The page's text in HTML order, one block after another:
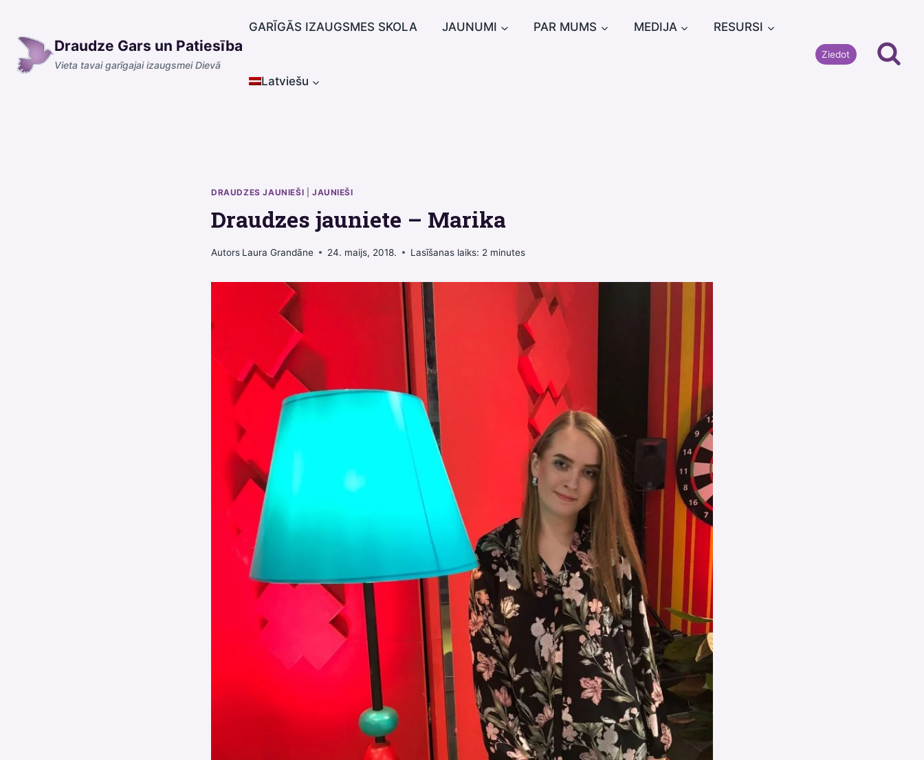
content
Draudze Gars un Patiesība
Vieta tavai garīgajai izaugsmei Dievā
GARĪGĀS IZAUGSMES SKOLA JAUNUMI PAR MUMS MEDIJA RESURSI
Latviešu
Ziedot
DRAUDZES JAUNIEŠI JAUNIEŠI
Draudzes jauniete – Marika
Autors Laura Grandāne 24. maijs, 2018. Lasīšanas laiks: 2 minutes